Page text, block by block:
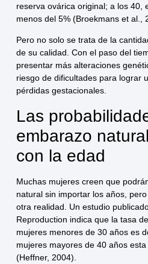
reserva ovárica original; a los 40,
menos del 5% (Broekmans et al.,
Pero no solo se trata de la
de su calidad. Con el paso del
presentar más alteraciones
riesgo de dificultades para lograr
pérdidas gestacionales.
Las
embarazo
con la edad
Muchas mujeres creen que
natural sin importar los años,
otra realidad. Un estudio
Reproduction indica que la tasa
mujeres menores de 30 años es
mujeres mayores de 40 años
(Heffner, 2004).